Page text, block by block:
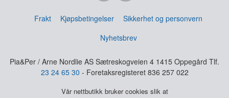
Frakt Kjøpsbetingelser
Sikkerhet og personvern
Nyhetsbrev
Pia&Per / Arne Nordlie AS Sætreskogveien 4 1415 Oppegård Tlf.
23 24 65 30 - Foretaksregisteret 836 257 022
Vår nettbutikk bruker cookies slik at